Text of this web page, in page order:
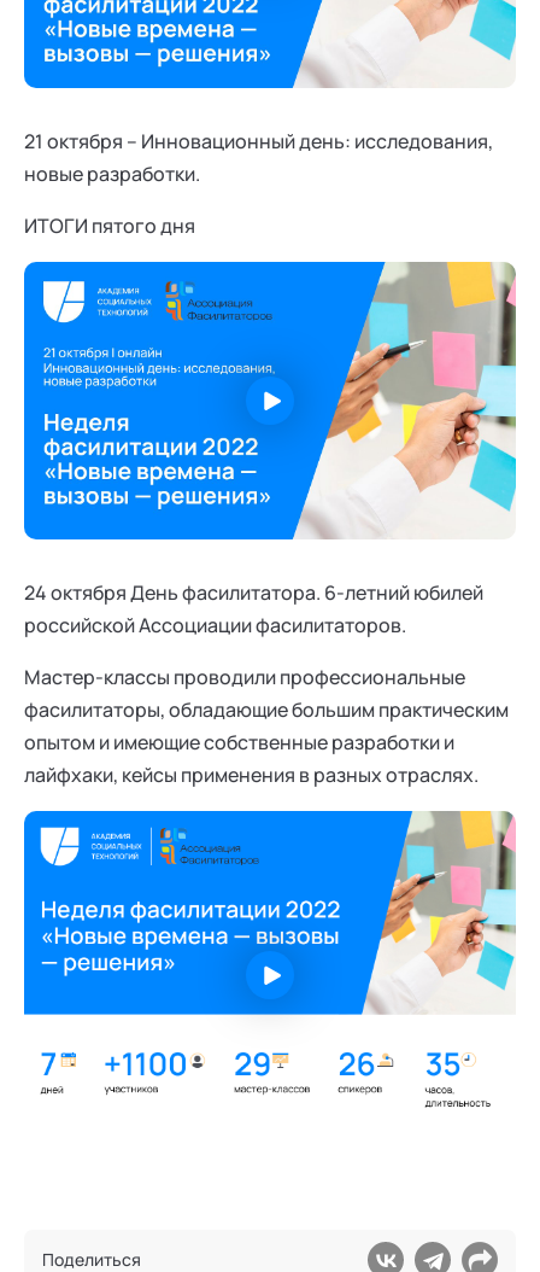
21 октября – Инновационный день: исследования,
новые разработки.
ИТОГИ пятого дня
24 октября День фасилитатора. 6-летний юбилей
российской Ассоциации фасилитаторов.
Мастер-классы проводили профессиональные
фасилитаторы, обладающие большим практическим
опытом и имеющие собственные разработки и
лайфхаки, кейсы применения в разных отраслях.
Поделиться